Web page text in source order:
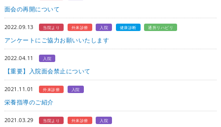
面会の再開について
2022.09.13 当院より 外来診療 入院 健康診断 通所リハビリ
アンケートにご協力お願いいたします
2022.04.11 入院
【重要】入院面会禁止について
2021.11.01 外来診療 入院
栄養指導のご紹介
2021.03.29 当院より 外来診療 入院